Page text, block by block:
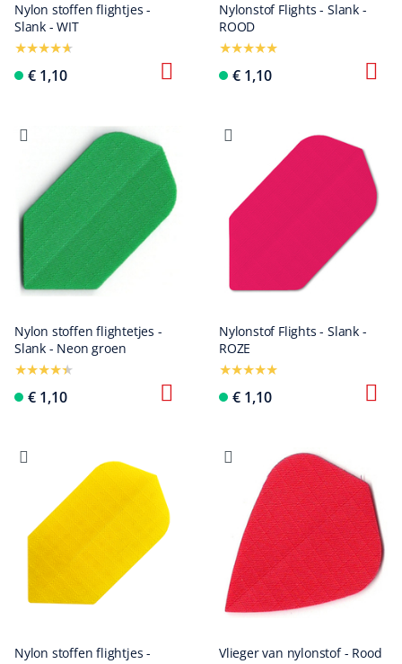
Nylon stoffen flightjes -
Slank - WIT
€ 1,10
Nylonstof Flights - Slank -
ROOD
€ 1,10
Nylon stoffen flightetjes -
Slank - Neon groen
€ 1,10
Nylonstof Flights - Slank -
ROZE
€ 1,10
Nylon stoffen flightjes -
Vlieger van nylonstof - Rood